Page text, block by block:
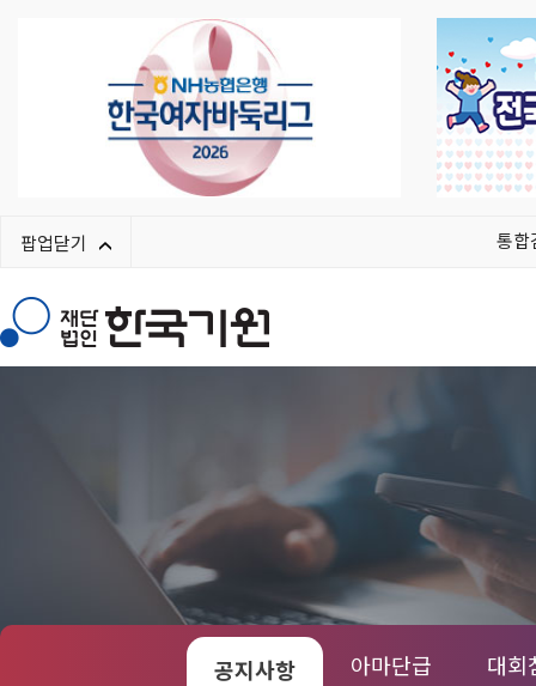
팝업닫기 통합
공지사항 아마단급 대회